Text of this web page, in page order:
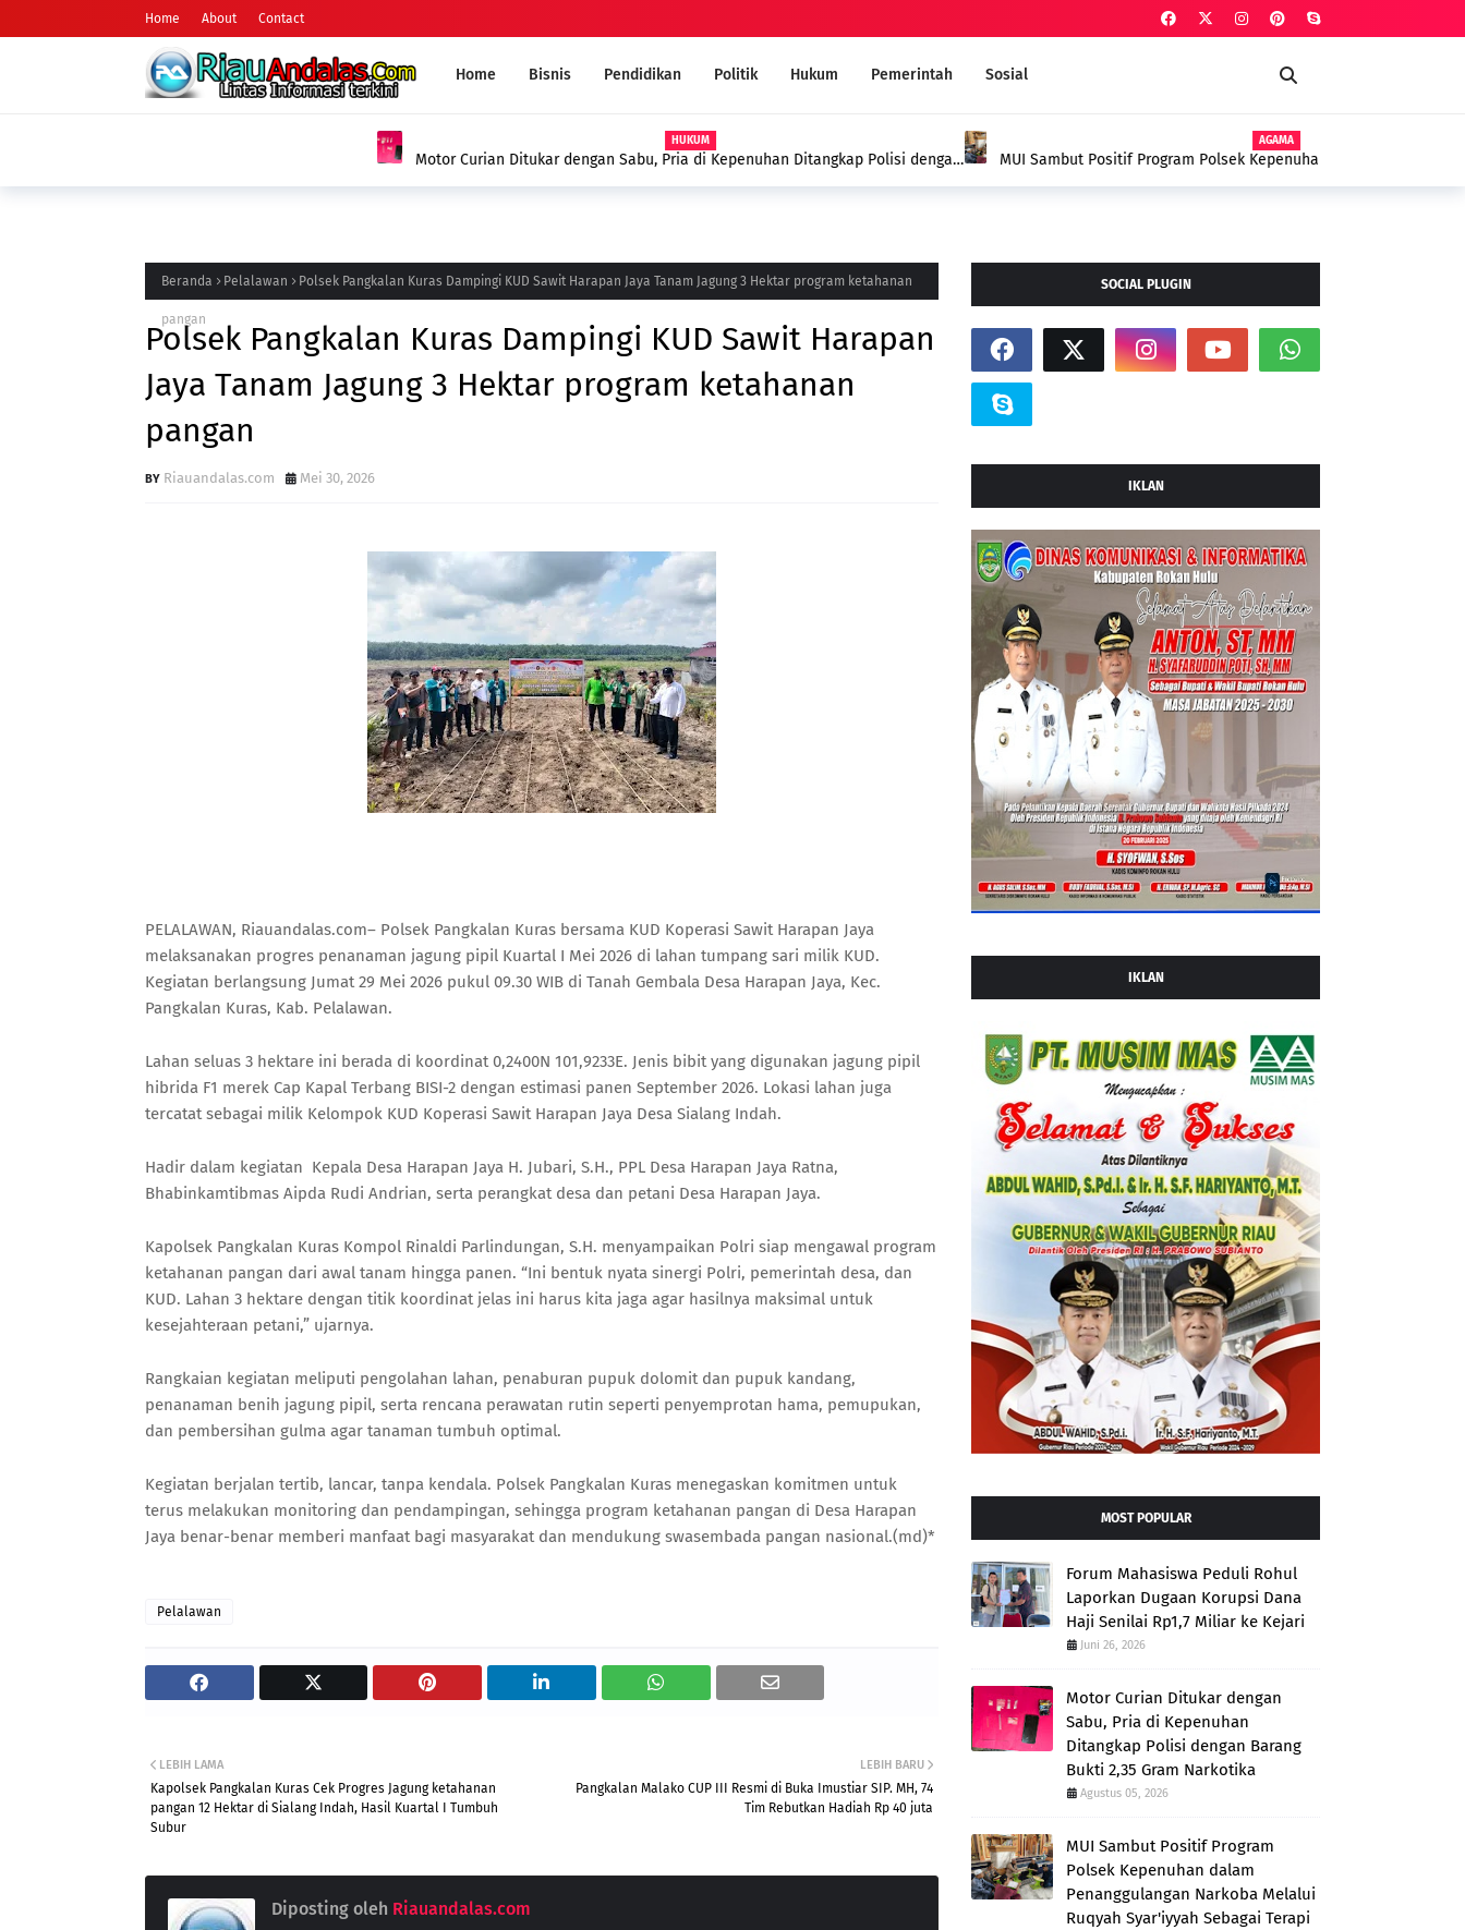
Home About Contact
Home Bisnis Pendidikan Politik Hukum Pemerintah Sosial
Motor Curian Ditukar dengan Sabu, Pria di Kepenuhan Ditangkap Polisi dengan
MUI Sambut Positif Program Polsek Kepenuhan dalam Penanggulangan
Beranda Pelalawan Polsek Pangkalan Kuras Dampingi KUD Sawit Harapan Jaya Tanam Jagung 3 Hektar program ketahanan
pangan
Polsek Pangkalan Kuras Dampingi KUD Sawit Harapan
Jaya Tanam Jagung 3 Hektar program ketahanan
pangan
Riauandalas.com Mei 30, 2026
PELALAWAN, Riauandalas.com– Polsek Pangkalan Kuras bersama KUD Koperasi Sawit Harapan Jaya
melaksanakan progres penanaman jagung pipil Kuartal I Mei 2026 di lahan tumpang sari milik KUD.
Kegiatan berlangsung Jumat 29 Mei 2026 pukul 09.30 WIB di Tanah Gembala Desa Harapan Jaya, Kec.
Pangkalan Kuras, Kab. Pelalawan.
Lahan seluas 3 hektare ini berada di koordinat 0,2400N 101,9233E. Jenis bibit yang digunakan jagung pipil
hibrida F1 merek Cap Kapal Terbang BISI-2 dengan estimasi panen September 2026. Lokasi lahan juga
tercatat sebagai milik Kelompok KUD Koperasi Sawit Harapan Jaya Desa Sialang Indah.
Hadir dalam kegiatan Kepala Desa Harapan Jaya H. Jubari, S.H., PPL Desa Harapan Jaya Ratna,
Bhabinkamtibmas Aipda Rudi Andrian, serta perangkat desa dan petani Desa Harapan Jaya.
Kapolsek Pangkalan Kuras Kompol Rinaldi Parlindungan, S.H. menyampaikan Polri siap mengawal program
ketahanan pangan dari awal tanam hingga panen. “Ini bentuk nyata sinergi Polri, pemerintah desa, dan
KUD. Lahan 3 hektare dengan titik koordinat jelas ini harus kita jaga agar hasilnya maksimal untuk
kesejahteraan petani,” ujarnya.
Rangkaian kegiatan meliputi pengolahan lahan, penaburan pupuk dolomit dan pupuk kandang,
penanaman benih jagung pipil, serta rencana perawatan rutin seperti penyemprotan hama, pemupukan,
dan pembersihan gulma agar tanaman tumbuh optimal.
Kegiatan berjalan tertib, lancar, tanpa kendala. Polsek Pangkalan Kuras menegaskan komitmen untuk
terus melakukan monitoring dan pendampingan, sehingga program ketahanan pangan di Desa Harapan
Jaya benar-benar memberi manfaat bagi masyarakat dan mendukung swasembada pangan nasional.(md)*
Pelalawan
LEBIH BARU
Pangkalan Malako CUP III Resmi di Buka Imustiar SIP. MH, 74
Tim Rebutkan Hadiah Rp 40 juta
LEBIH LAMA
Kapolsek Pangkalan Kuras Cek Progres Jagung ketahanan
pangan 12 Hektar di Sialang Indah, Hasil Kuartal I Tumbuh
Subur
Diposting oleh Riauandalas.com
SOCIAL PLUGIN
IKLAN
IKLAN
MOST POPULAR
Forum Mahasiswa Peduli Rohul
Laporkan Dugaan Korupsi Dana
Haji Senilai Rp1,7 Miliar ke Kejari
Juni 26, 2026
Motor Curian Ditukar dengan
Sabu, Pria di Kepenuhan
Ditangkap Polisi dengan Barang
Bukti 2,35 Gram Narkotika
Agustus 05, 2026
MUI Sambut Positif Program
Polsek Kepenuhan dalam
Penanggulangan Narkoba Melalui
Ruqyah Syar'iyyah Sebagai Terapi